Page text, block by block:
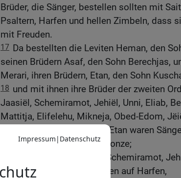
Brüder, die Sänger, bestellen sollten mit
Psaltern, Harfen und hellen Zimbeln, dass
mit Freuden.
17 Da bestellten die Leviten Heman, den
seinen Brüdern Asaf, den Sohn Berechjas,
Merari, ihren Brüdern, Etan, den Sohn
18 und mit ihnen ihre Brüder der zweiten
Jaasiël, Schemiramot, Jehiël, Unni, Eliab,
Mattitja, Elifelehu, Mikneja, Obed-Edom,
Denn Heman, Asaf und Etan waren
klingenden Zimbeln aus Bronze;
Secharja aber, Jaasiël, Schemiramot,
Maaseja und Benaja spielten auf Harfen,